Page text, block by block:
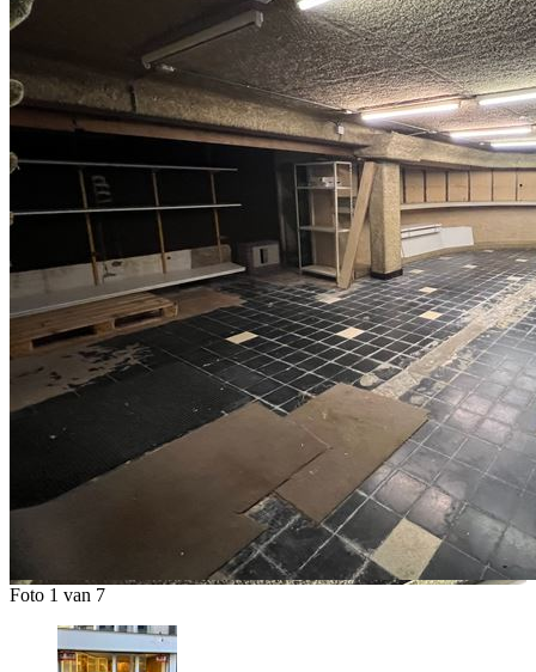
Foto 1 van 7